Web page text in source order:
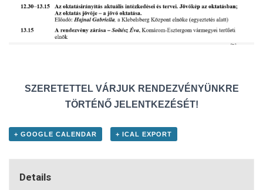
SZERETETTEL VÁRJUK RENDEZVÉNYÜNKRE
TÖRTÉNŐ JELENTKEZÉSÉT!
+ GOOGLE CALENDAR + ICAL EXPORT
Details